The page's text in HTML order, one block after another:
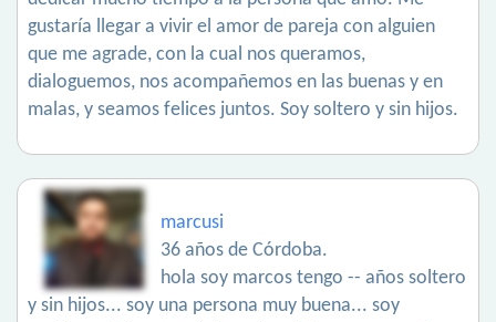
gustaría llegar a vivir el amor de pareja con alguien
que me agrade, con la cual nos queramos,
dialoguemos, nos acompañemos en las buenas y en
malas, y seamos felices juntos. Soy soltero y sin hijos.
marcusi
36 años de Córdoba.
hola soy marcos tengo -- años soltero
y sin hijos... soy una persona muy buena... soy